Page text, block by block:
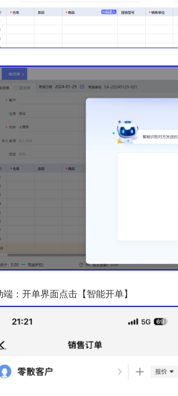
端：开单界面点击【智能开单】